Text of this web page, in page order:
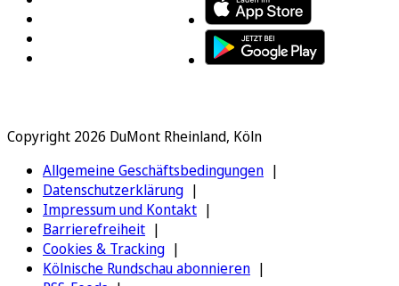
Copyright 2026 DuMont Rheinland, Köln
Allgemeine Geschäftsbedingungen
Datenschutzerklärung
Impressum und Kontakt
Barrierefreiheit
Cookies & Tracking
Kölnische Rundschau abonnieren